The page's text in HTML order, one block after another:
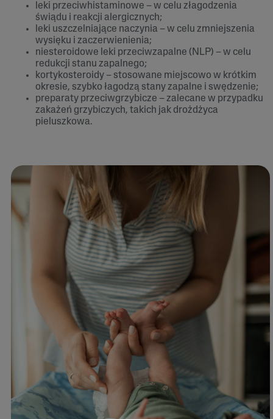
leki przeciwhistaminowe – w celu złagodzenia
świądu i reakcji alergicznych;
leki uszczelniające naczynia – w celu zmniejszenia
wysięku i zaczerwienienia;
niesteroidowe leki przeciwzapalne (NLP) – w celu
redukcji stanu zapalnego;
kortykosteroidy – stosowane miejscowo w krótkim
okresie, szybko łagodzą stany zapalne i swędzenie;
preparaty przeciwgrzybicze – zalecane w przypadku
zakażeń grzybiczych, takich jak drożdżyca
pieluszkowa.